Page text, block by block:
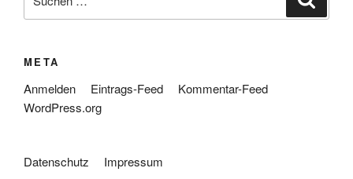
nach:
META
Anmelden Eintrags-Feed
Kommentar-Feed
WordPress.org
Datenschutz Impressum